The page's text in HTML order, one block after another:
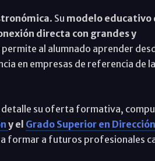
. Su modelo educativo
directa con grandes y
permite al alumnado aprender
en empresas de referencia de la
detalle su oferta formativa,
y el Grado Superior en
formar a futuros profesionales